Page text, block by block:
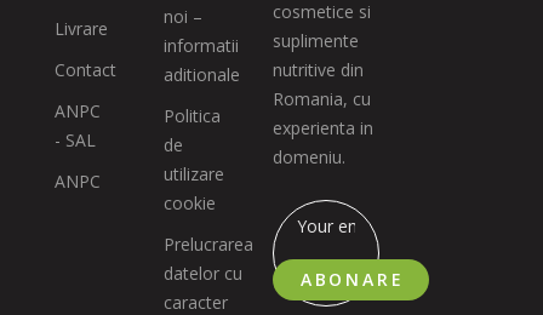
Livrare
Contact
ANPC
- SAL
ANPC
noi –
informatii
aditionale
Politica
de
utilizare
cookie
Prelucrarea
datelor cu
caracter
cosmetice si
suplimente
nutritive din
Romania, cu
experienta in
domeniu.
ABONARE